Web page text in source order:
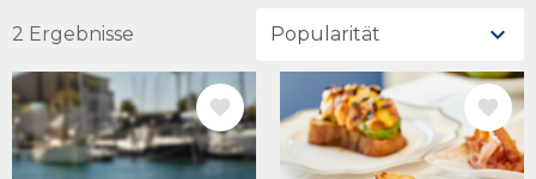
2 Ergebnisse
BILD BILD